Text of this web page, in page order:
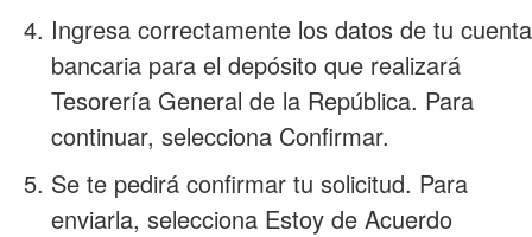
Ingresa correctamente los datos de tu cuenta
bancaria para el depósito que realizará
Tesorería General de la República. Para
continuar, selecciona Confirmar.
Se te pedirá confirmar tu solicitud. Para
enviarla, selecciona Estoy de Acuerdo